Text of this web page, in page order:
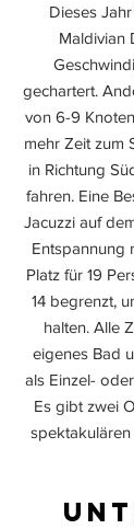
Dieses
Maldivian
gechartert.
von 6-9
mehr Zeit zum
in Richtung
fahren. Eine
Jacuzzi auf
Entspannung
Platz für 19
14 begrenzt,
halten. Alle
eigenes Bad
als Einzel-
Es gibt zwei